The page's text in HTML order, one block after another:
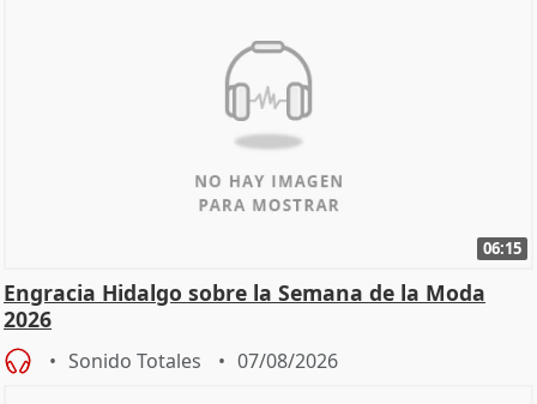
06:15
Engracia Hidalgo sobre la Semana de la Moda
2026
Sonido Totales 07/08/2026